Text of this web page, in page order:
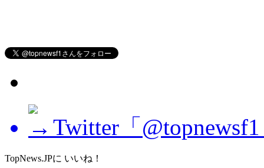
Twitter「
TopNews.JPに いいね！